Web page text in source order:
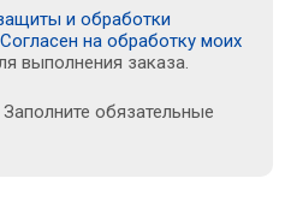
и обработки
Согласен на обработку моих
выполнения заказа.
обязательные